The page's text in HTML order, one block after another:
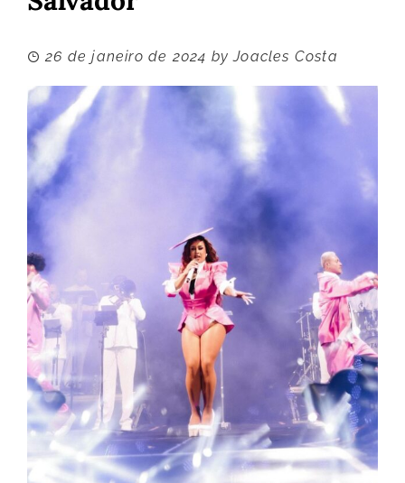
26 de janeiro de 2024 byJoacles Costa